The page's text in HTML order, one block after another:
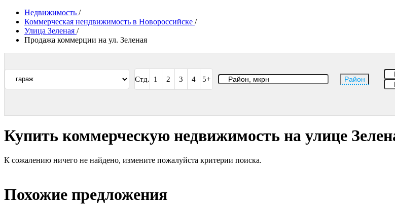
Недвижимость /
Коммерческая нендвижимость в Новороссийске /
Улица Зеленая /
Продажа коммерции на ул. Зеленая
Стд. 1 2 3 4 5+ Район
Купить коммерческую недвижимость на улице
К сожалению ничего не найдено, измените пожалуйста критерии поиска.
Похожие предложения